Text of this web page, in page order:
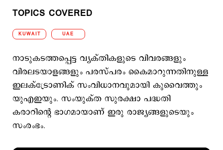
TOPICS COVERED
KUWAIT UAE
നാടുകടത്തപ്പെട്ട വ്യക്തികളുടെ വിവരങ്ങളും
വിരലടയാളങ്ങളും പരസ്പരം കൈമാറുന്നതിനുള്ള
ഇലക്ട്രോണിക് സംവിധാനവുമായി കുവൈത്തും
യുഎഇയും. സംയുക്ത സുരക്ഷാ പദ്ധതി
കരാറിന്റെ ഭാഗമായാണ് ഇരു രാജ്യങ്ങളുടെയും
സംരംഭം.